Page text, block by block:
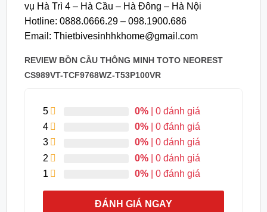
vụ Hà Trì 4 – Hà Cầu – Hà Đông – Hà Nội
Hotline: 0888.0666.29 – 098.1900.686
Email: Thietbivesinhhkhome@gmail.com
REVIEW BỒN CẦU THÔNG MINH TOTO NEOREST
CS989VT-TCF9768WZ-T53P100VR
5 0% | 0 đánh giá
4
0% | 0 đánh giá
3
0% | 0 đánh giá
2
0% | 0 đánh giá
1
0% | 0 đánh giá
ĐÁNH GIÁ NGAY